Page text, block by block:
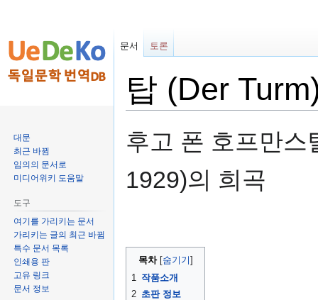
탑 (Der
둘
러
기
로
검
색
러
가
후고 폰 호프만스
1929)의 희곡
목차
1 작품소개
2 초판 정보
문서 토론
대문
최근 바뀜
임의의 문서로
미디어위키 도움말
도구
여기를 가리키는 문서
가리키는 글의 최근 바뀜
특수 문서 목록
인쇄용 판
고유 링크
문서 정보